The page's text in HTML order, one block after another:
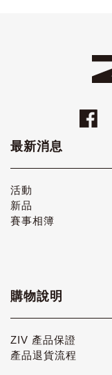
最新消息
活動
新品
賽事相簿
購物說明
ZIV 產品保證
產品退貨流程